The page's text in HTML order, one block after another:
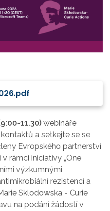
11.30) webináře
a setkejte se se
Evropského partnerství
rámci iniciativy „One
výzkumnými
rezistencí a
Sklodowska - Curie
na podání žádostí v